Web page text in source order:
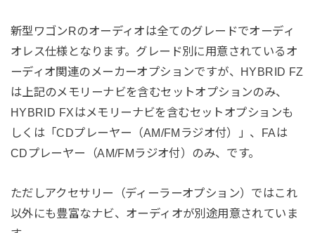
新型ワゴンRのオーディオは全てのグレードでオーディ
オレス仕様となります。グレード別に用意されているオ
ーディオ関連のメーカーオプションですが、HYBRID FZ
は上記のメモリーナビを含むセットオプションのみ、
HYBRID FXはメモリーナビを含むセットオプションも
しくは「CDプレーヤー（AM/FMラジオ付）」、FAは
CDプレーヤー（AM/FMラジオ付）のみ、です。
ただしアクセサリー（ディーラーオプション）ではこれ
以外にも豊富なナビ、オーディオが別途用意されていま